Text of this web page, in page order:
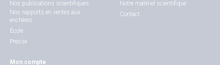
Nos publications scientifiques
Nos rapports en ventes aux
enchères
École
Presse
Notre matériel scientifique
Contact
Mon compte